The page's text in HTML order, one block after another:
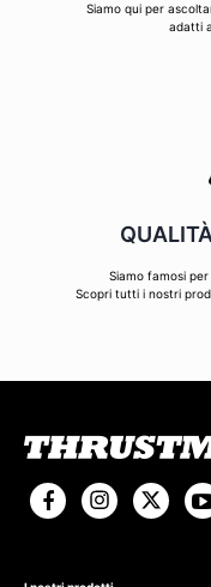
Siamo qui per
adatti
Siamo famosi
Scopri tutti i nostri